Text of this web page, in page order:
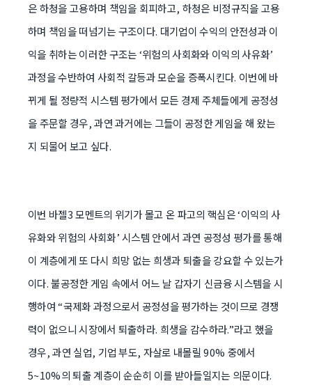
은 하청을 고용하며 책임을 회피하고, 하청은 비정규직을 고용
하며 책임을 떠넘기는 구조이다. 대기업이 수익의 안전성과 이
익을 취하는 이러한 구조는 ‘위험의 사회화와 이익의 사유화’
과정을 수반하여 사회적 갈등과 모순을 증폭시킨다. 이번에 바
뀌게 될 정량적 시스템 평가에서 모든 경제 주체들에게 공정성
을 주문할 경우, 과연 과거에는 그들이 공정한 게임을 해 왔는
지 되물어 보고 싶다.
이번 바젤3 모멘트의 위기가 몰고 온 파고의 핵심은 ‘이익의 사
유화와 위험의 사회화’ 시스템 안에서 과연 공정성 평가를 통해
이 계층에게 또 다시 희망 없는 희생과 퇴출을 강요할 수 있는가
이다. 불공정한 게임 속에서 어느 날 갑자기 신금융 시스템을 시
행하여 “국제화 과정으로서 공정성을 평가하는 것이므로 경쟁
력이 없으니 시장에서 퇴출하라. 희생을 감수하라.”라고 했을
경우, 과연 실업, 기업 부도, 자살로 내몰릴 90% 중에서
5~10%의 퇴출 계층이 순순히 이를 받아들일지는 의문이다.